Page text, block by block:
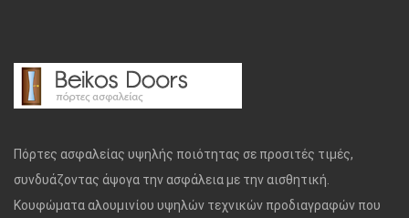
Πόρτες ασφαλείας υψηλής ποιότητας σε προσιτές τιμές,
συνδυάζοντας άψογα την ασφάλεια με την αισθητική.
Κουφώματα αλουμινίου υψηλών τεχνικών προδιαγραφών που